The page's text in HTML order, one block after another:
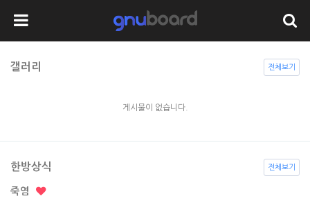
갤러리
게시물이 없습니다.
전체보기
한방상식
죽염
전체보기